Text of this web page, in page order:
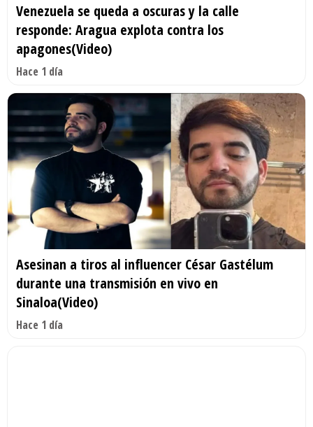
Venezuela se queda a oscuras y la calle
responde: Aragua explota contra los
apagones(Video)
Hace 1 día
Asesinan a tiros al influencer César Gastélum
durante una transmisión en vivo en
Sinaloa(Video)
Hace 1 día